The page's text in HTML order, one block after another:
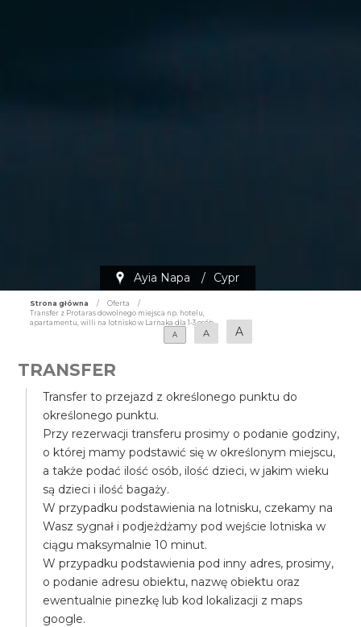
Ayia Napa / Cypr
Strona główna / Oferta
/
Transfer z Protaras dowolnego miejsca np. hotelu,
apartamentu, willi na lotnisko w Larnaka dla 1-3 osób
A
A A
TRANSFER
Transfer to przejazd z określonego punktu do
określonego punktu.
Przy rezerwacji transferu prosimy o podanie godziny,
o której mamy podstawić się w określonym miejscu,
a także podać ilość osób, ilość dzieci, w jakim wieku
są dzieci i ilość bagaży.
W przypadku podstawienia na lotnisku, czekamy na
Wasz sygnał i podjeżdżamy pod wejście lotniska w
ciągu maksymalnie 10 minut.
W przypadku podstawienia pod inny adres, prosimy,
o podanie adresu obiektu, nazwę obiektu oraz
ewentualnie pinezkę lub kod lokalizacji z maps
google.